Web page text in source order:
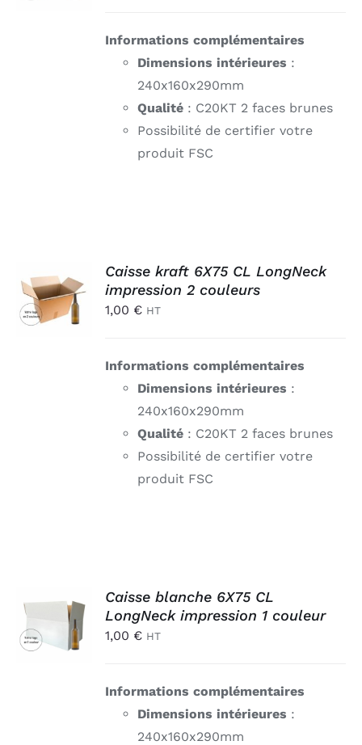
Informations complémentaires
Dimensions intérieures :
240x160x290mm
Qualité : C20KT 2 faces brunes
Possibilité de certifier votre
produit FSC
AU
PANIER
/
Caisse kraft 6X75 CL LongNeck
impression 2 couleurs
1,00 € HT
Informations complémentaires
Dimensions intérieures :
240x160x290mm
Qualité : C20KT 2 faces brunes
Possibilité de certifier votre
produit FSC
PANIER
/
Caisse blanche 6X75 CL
LongNeck impression 1 couleur
1,00 € HT
Informations complémentaires
Dimensions intérieures :
240x160x290mm